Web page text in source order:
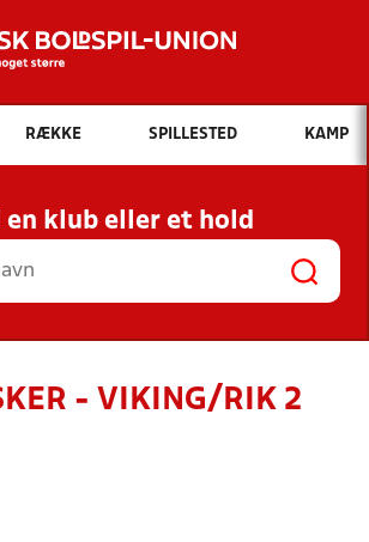
Hvad vil du søge efter?
INDHOLD OG NYHEDER
RESULTATER, KLUBBER OG
HOLD
RÆKKE SPILLESTED KAMP
en klub eller et hold
- VIKING/RIK 2